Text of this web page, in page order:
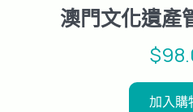
澳門文化遺產
$
加入購